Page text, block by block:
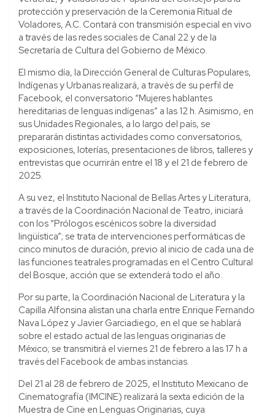
protección y preservación de la Ceremonia Ritual de
Voladores, A.C. Contará con transmisión especial en vivo
a través de las redes sociales de Canal 22 y de la
Secretaría de Cultura del Gobierno de México.
El mismo día, la Dirección General de Culturas Populares,
Indígenas y Urbanas realizará, a través de su perfil de
Facebook, el conversatorio “Mujeres hablantes
hereditarias de lenguas indígenas” a las 12 h. Asimismo, en
sus Unidades Regionales, a lo largo del país, se
prepararán distintas actividades como conversatorios,
exposiciones, loterías, presentaciones de libros, talleres y
entrevistas que ocurrirán entre el 18 y el 21 de febrero de
2025.
A su vez, el Instituto Nacional de Bellas Artes y Literatura,
a través de la Coordinación Nacional de Teatro, iniciará
con los “Prólogos escénicos sobre la diversidad
lingüística”; se trata de intervenciones performáticas de
cinco minutos de duración, previo al inicio de cada una de
las funciones teatrales programadas en el Centro Cultural
del Bosque, acción que se extenderá todo el año.
Por su parte, la Coordinación Nacional de Literatura y la
Capilla Alfonsina alistan una charla entre Enrique Fernando
Nava López y Javier Garciadiego, en el que se hablará
sobre el estado actual de las lenguas originarias de
México; se transmitirá el viernes 21 de febrero a las 17 h a
través del Facebook de ambas instancias.
Del 21 al 28 de febrero de 2025, el Instituto Mexicano de
Cinematografía (IMCINE) realizará la sexta edición de la
Muestra de Cine en Lenguas Originarias, cuya